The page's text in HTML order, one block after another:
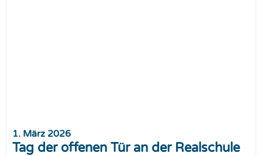
1. März 2026
Tag der offenen Tür an der Realschule